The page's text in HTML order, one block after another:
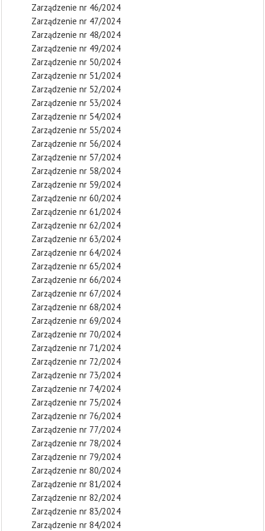
Zarządzenie nr 46/2024
Zarządzenie nr 47/2024
Zarządzenie nr 48/2024
Zarządzenie nr 49/2024
Zarządzenie nr 50/2024
Zarządzenie nr 51/2024
Zarządzenie nr 52/2024
Zarządzenie nr 53/2024
Zarządzenie nr 54/2024
Zarządzenie nr 55/2024
Zarządzenie nr 56/2024
Zarządzenie nr 57/2024
Zarządzenie nr 58/2024
Zarządzenie nr 59/2024
Zarządzenie nr 60/2024
Zarządzenie nr 61/2024
Zarządzenie nr 62/2024
Zarządzenie nr 63/2024
Zarządzenie nr 64/2024
Zarządzenie nr 65/2024
Zarządzenie nr 66/2024
Zarządzenie nr 67/2024
Zarządzenie nr 68/2024
Zarządzenie nr 69/2024
Zarządzenie nr 70/2024
Zarządzenie nr 71/2024
Zarządzenie nr 72/2024
Zarządzenie nr 73/2024
Zarządzenie nr 74/2024
Zarządzenie nr 75/2024
Zarządzenie nr 76/2024
Zarządzenie nr 77/2024
Zarządzenie nr 78/2024
Zarządzenie nr 79/2024
Zarządzenie nr 80/2024
Zarządzenie nr 81/2024
Zarządzenie nr 82/2024
Zarządzenie nr 83/2024
Zarządzenie nr 84/2024